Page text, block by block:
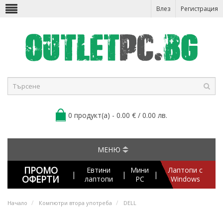
Влез Регистрация
0 продукт(а) - 0.00 € / 0.00 лв.
МЕНЮ
ПРОМО
ОФЕРТИ |
Евтини
лаптопи
|
Мини
PC
|
Лаптопи с
Windows
Начало Компютри втора употреба DELL